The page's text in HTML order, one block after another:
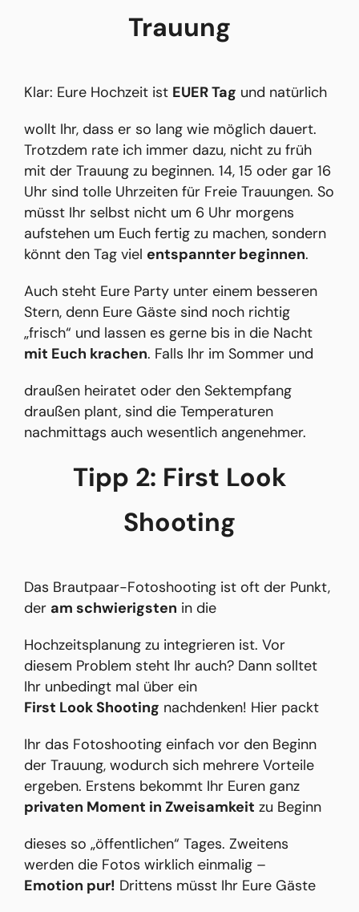
Trauung
Klar: Eure Hochzeit ist EUER Tag und natürlich
wollt Ihr, dass er so lang wie möglich dauert.
Trotzdem rate ich immer dazu, nicht zu früh
mit der Trauung zu beginnen. 14, 15 oder gar 16
Uhr sind tolle Uhrzeiten für Freie Trauungen. So
müsst Ihr selbst nicht um 6 Uhr morgens
aufstehen um Euch fertig zu machen, sondern
könnt den Tag viel entspannter beginnen.
Auch steht Eure Party unter einem besseren
Stern, denn Eure Gäste sind noch richtig
„frisch“ und lassen es gerne bis in die Nacht
mit Euch krachen. Falls Ihr im Sommer und
draußen heiratet oder den Sektempfang
draußen plant, sind die Temperaturen
nachmittags auch wesentlich angenehmer.
Tipp 2: First Look
Shooting
Das Brautpaar-Fotoshooting ist oft der Punkt,
der am schwierigsten in die
Hochzeitsplanung zu integrieren ist. Vor
diesem Problem steht Ihr auch? Dann solltet
Ihr unbedingt mal über ein
First Look Shooting nachdenken! Hier packt
Ihr das Fotoshooting einfach vor den Beginn
der Trauung, wodurch sich mehrere Vorteile
ergeben. Erstens bekommt Ihr Euren ganz
privaten Moment in Zweisamkeit zu Beginn
dieses so „öffentlichen“ Tages. Zweitens
werden die Fotos wirklich einmalig –
Emotion pur! Drittens müsst Ihr Eure Gäste